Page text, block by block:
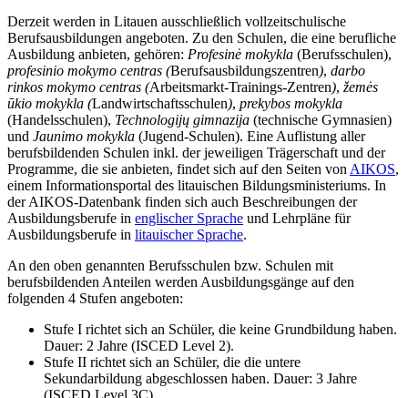
Derzeit werden in Litauen ausschließlich vollzeitschulische
Berufsausbildungen angeboten. Zu den Schulen, die eine berufliche
Ausbildung anbieten, gehören: Profesinė mokykla (Berufsschulen),
profesinio mokymo centras (Berufsausbildungszentren), darbo
rinkos mokymo centras (Arbeitsmarkt-Trainings-Zentren), žemės
ūkio mokykla (Landwirtschaftsschulen), prekybos mokykla
(Handelsschulen), Technologijų gimnazija (technische Gymnasien)
und Jaunimo mokykla (Jugend-Schulen). Eine Auflistung aller
berufsbildenden Schulen inkl. der jeweiligen Trägerschaft und der
Programme, die sie anbieten, findet sich auf den Seiten von AIKOS,
einem Informationsportal des litauischen Bildungsministeriums. In
der AIKOS-Datenbank finden sich auch Beschreibungen der
Ausbildungsberufe in englischer Sprache und Lehrpläne für
Ausbildungsberufe in litauischer Sprache.
An den oben genannten Berufsschulen bzw. Schulen mit
berufsbildenden Anteilen werden Ausbildungsgänge auf den
folgenden 4 Stufen angeboten:
Stufe I richtet sich an Schüler, die keine Grundbildung haben.
Dauer: 2 Jahre (ISCED Level 2).
Stufe II richtet sich an Schüler, die die untere
Sekundarbildung abgeschlossen haben. Dauer: 3 Jahre